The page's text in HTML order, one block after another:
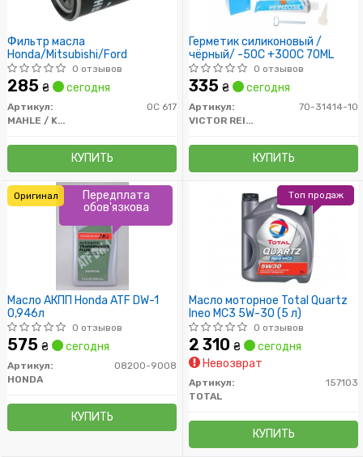
Фильтр масла
Honda/Mitsubishi/Ford
0 отзывов
285 ₴ сегодня
Артикул:
OC 617
MAHLE / KNECHT
КУПИТЬ
Герметик силиконовый /
чёрный/ -50C +300C 70ML
0 отзывов
335 ₴ сегодня
Артикул:
70-31414-10
VICTOR REINZ
КУПИТЬ
Масло АКПП Honda ATF DW-1
0,946л
0 отзывов
575 ₴ сегодня
Артикул:
08200-9008
HONDA
КУПИТЬ
Передплата
обов'язкова
Оригинал
Масло моторное Total Quartz
Ineo MC3 5W-30 (5 л)
0 отзывов
2 310 ₴
сегодня
Невозврат
Артикул:
157103
TOTAL
КУПИТЬ
Топ продаж